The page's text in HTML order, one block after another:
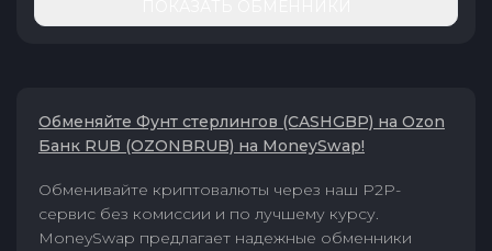
Обменяйте Фунт стерлингов (CASHGBP) на Ozon
Банк RUB (OZONBRUB) на MoneySwap!
Обменивайте криптовалюты через наш P2P-
сервис без комиссии и по лучшему курсу.
MoneySwap предлагает надежные обменники